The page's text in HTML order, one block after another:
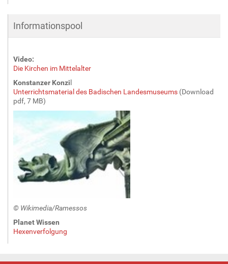
Informationspool
Video:
Die Kirchen im Mittelalter
Konstanzer Konzi
Unterrichtsmaterial des Badischen Landesmuseums (Download
pdf, 7 MB)
© Wikimedia/Ramessos
Planet Wissen
Hexenverfolgung